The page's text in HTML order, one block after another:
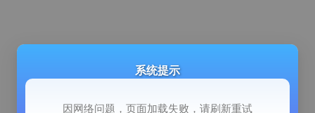
系统提示
因网络问题，页面加载失败，请刷新重试